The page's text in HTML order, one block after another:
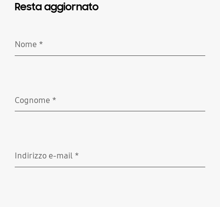
Resta aggiornato
Nome *
Cognome *
Indirizzo e-mail *